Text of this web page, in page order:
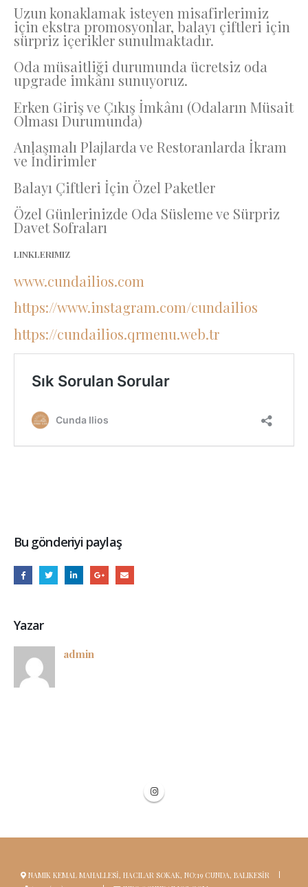
Uzun konaklamak isteyen misafirlerimiz
için ekstra promosyonlar, balayı çiftleri için
sürpriz içerikler sunulmaktadır.
Oda müsaitliği durumunda ücretsiz oda
upgrade imkânı sunuyoruz.
Erken Giriş ve Çıkış İmkânı (Odaların Müsait
Olması Durumunda)
Anlaşmalı Plajlarda ve Restoranlarda İkram
ve İndirimler
Balayı Çiftleri İçin Özel Paketler
Özel Günlerinizde Oda Süsleme ve Sürpriz
Davet Sofraları
LINKLERIMIZ
www.cundailios.com
https://www.instagram.com/cundailios
https://cundailios.qrmenu.web.tr
Bu gönderiyi paylaş
Yazar
admin
NAMIK KEMAL MAHALLESI, HACILAR SOKAK, NO:19 CUNDA, BALIKESIR
|